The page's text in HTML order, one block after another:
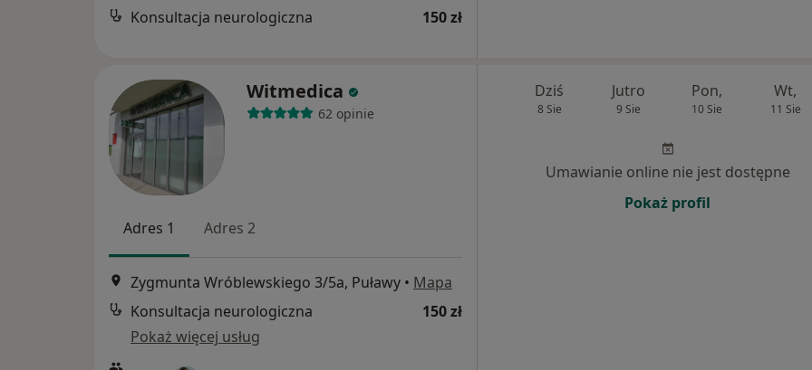
Konsultacja neurologiczna 150 zł
Witmedica
62 opinie
Adres 1 Adres 2
Zygmunta Wróblewskiego 3/5a, Puławy • Mapa
Konsultacja neurologiczna
150 zł
Pokaż więcej usług
Dziś
8 Sie
Jutro
9 Sie
Pon,
10 Sie
Wt,
11 Sie
Umawianie online nie jest dostępne
Pokaż profil